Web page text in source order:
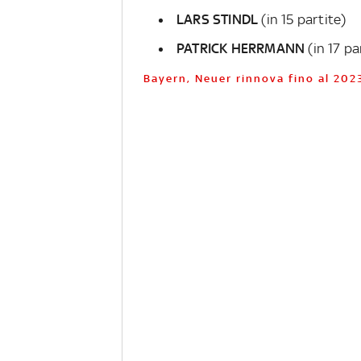
LARS STINDL (in 15 partite)
PATRICK HERRMANN (in 17
Bayern, Neuer rinnova fino al